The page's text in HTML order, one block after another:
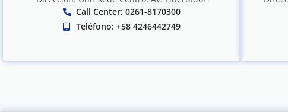
Call Center: 0261-8170300
Teléfono: +58 4246442749